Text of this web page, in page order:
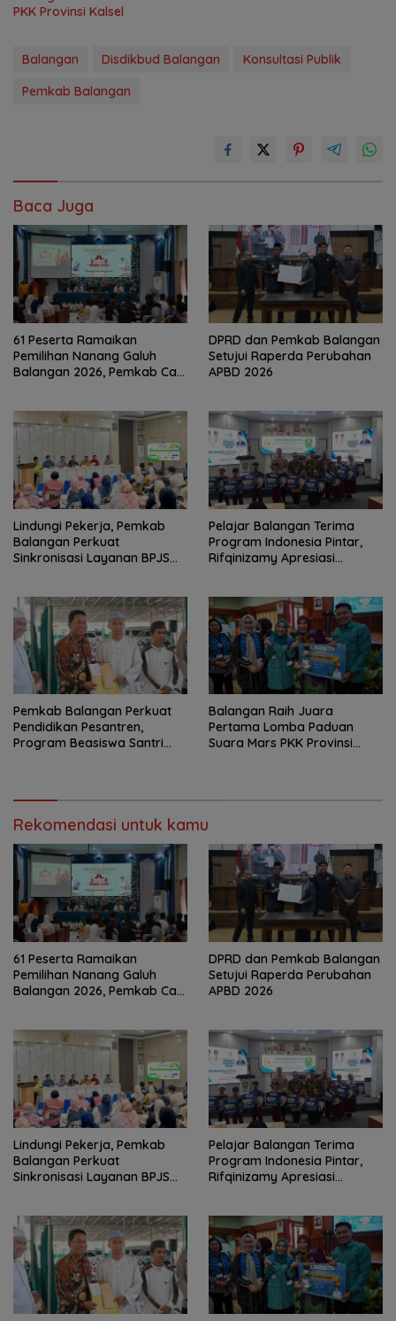
PKK Provinsi Kalsel
Balangan Disdikbud Balangan
Konsultasi Publik
Pemkab Balangan
Baca Juga
61 Peserta Ramaikan
Pemilihan Nanang Galuh
Balangan 2026, Pemkab Cari
DPRD dan Pemkab Balangan
Setujui Raperda Perubahan
APBD 2026
Lindungi Pekerja, Pemkab
Balangan Perkuat
Sinkronisasi Layanan BPJS
Pelajar Balangan Terima
Program Indonesia Pintar,
Rifqinizamy Apresiasi
Pemkab Balangan Perkuat
Pendidikan Pesantren,
Program Beasiswa Santri
Balangan Raih Juara
Pertama Lomba Paduan
Suara Mars PKK Provinsi
Rekomendasi untuk kamu
61 Peserta Ramaikan
Pemilihan Nanang Galuh
Balangan 2026, Pemkab Cari
DPRD dan Pemkab Balangan
Setujui Raperda Perubahan
APBD 2026
Lindungi Pekerja, Pemkab
Balangan Perkuat
Sinkronisasi Layanan BPJS
Pelajar Balangan Terima
Program Indonesia Pintar,
Rifqinizamy Apresiasi